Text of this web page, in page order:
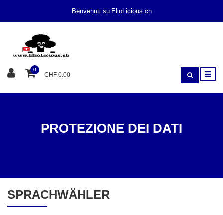
Benvenuti su ElioLicious.ch
0
CHF 0.00
PROTEZIONE DEI DATI
SPRACHWÄHLER